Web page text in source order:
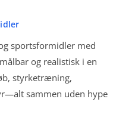
sportsformidler med
og realistisk i en
styrketræning,
sammen uden hype